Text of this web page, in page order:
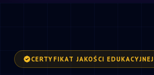
CERTYFIKAT JAKOŚCI EDUKACYJNEJ